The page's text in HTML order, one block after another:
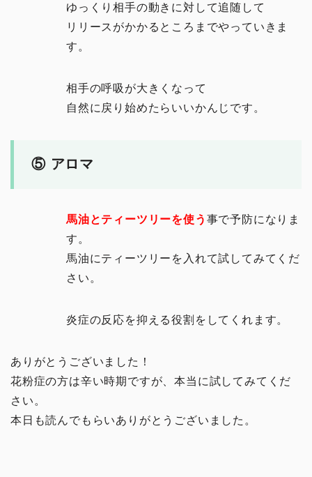
ゆっくり相手の動きに対して追随して
リリースがかかるところまでやっていきま
す。
相手の呼吸が大きくなって
自然に戻り始めたらいいかんじです。
⑤ アロマ
馬油とティーツリーを使う 事で予防になりま
す。
馬油にティーツリーを入れて試してみてくだ
さい。
炎症の反応を抑える役割をしてくれます。
ありがとうございました！
花粉症の方は辛い時期ですが、本当に試してみてくだ
さい。
本日も読んでもらいありがとうございました。
イチオシ！